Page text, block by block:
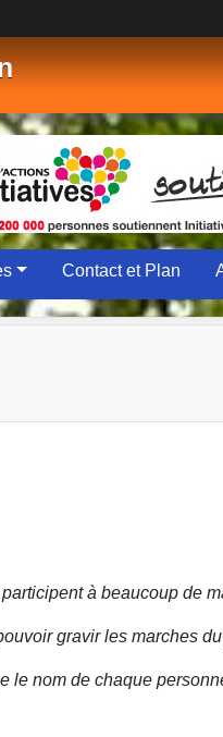
Contact et Plan
à beaucoup de
gravir les marches
le nom de chaque